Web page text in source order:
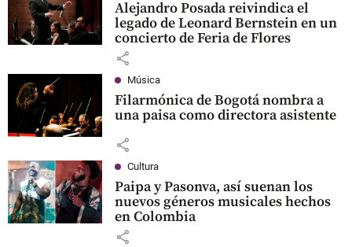
Alejandro Posada reivindica el
legado de Leonard Bernstein en un
concierto de Feria de Flores
share
Música
Filarmónica de Bogotá nombra a
una paisa como directora asistente
share
Cultura
Paipa y Pasonva, así suenan los
nuevos géneros musicales hechos
en Colombia
share